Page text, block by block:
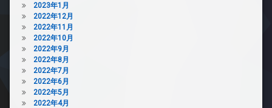
2023年1月
2022年12月
2022年11月
2022年10月
2022年9月
2022年8月
2022年7月
2022年6月
2022年5月
2022年4月